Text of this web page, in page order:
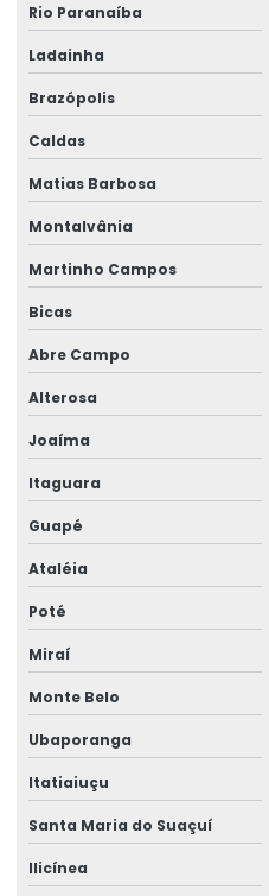
Rio Paranaíba
Ladainha
Brazópolis
Caldas
Matias Barbosa
Montalvânia
Martinho Campos
Bicas
Abre Campo
Alterosa
Joaíma
Itaguara
Guapé
Ataléia
Poté
Miraí
Monte Belo
Ubaporanga
Itatiaiuçu
Santa Maria do Suaçuí
Ilicínea